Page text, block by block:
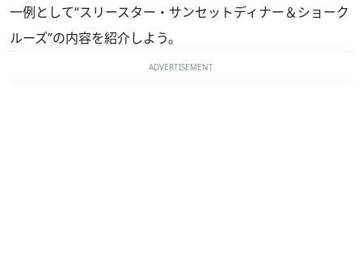
一例として“スリースター・サンセットディナー＆ショーク
ルーズ”の内容を紹介しよう。
ADVERTISEMENT